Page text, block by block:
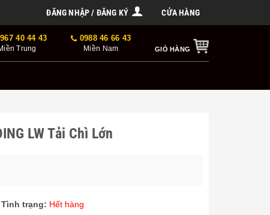
ĐĂNG NHẬP / ĐĂNG KÝ CỬA HÀNG
40 44 43
Trung
0988 46 66 43
Miền Nam GIỎ HÀNG
LW Tải Chì Lớn
Tình trạng: Hết hàng